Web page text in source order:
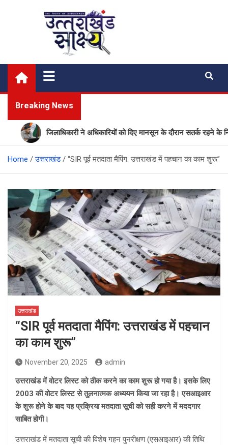
Uttarakhand Shakshya
My News Portal
Breaking News
जिलाधिकारी ने अधिकारियों को दिए मानसून के दौरान सतर्क रहने के निर्देश
Home उत्तराखंड “SIR पूर्व मतदाता मैपिंग: उत्तराखंड में पहचान का काम शुरू”
उत्तराखंड
“SIR पूर्व मतदाता मैपिंग: उत्तराखंड में पहचान
का काम शुरू”
November 20, 2025 admin
उत्तराखंड में वोटर लिस्ट को ठीक करने का काम शुरू हो गया है। इसके लिए
2003 की वोटर लिस्ट से तुलनात्मक अध्ययन किया जा रहा है। एसआइआर
के शुरू होने के बाद यह प्रक्रिया मतदाता सूची को सही करने में मददगार
साबित होगी।
उत्तराखंड में मतदाता सूची की विशेष गहन पुनरीक्षण (एसआइआर) की तिथि